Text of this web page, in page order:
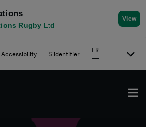
Rugby Ltd
View
Accessibility S'identifier
FR